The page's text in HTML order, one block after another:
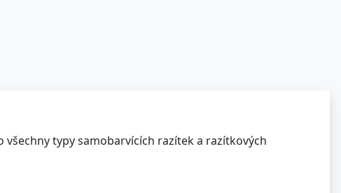
typy samobarvících razítek a razítkových